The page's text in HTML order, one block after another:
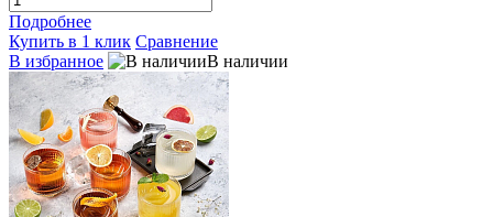
Подробнее
Купить в 1 клик Сравнение
В избранное
В наличии